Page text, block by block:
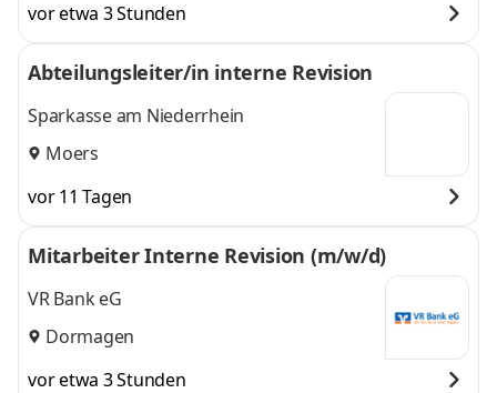
vor etwa 3 Stunden
Abteilungsleiter/in interne Revision
Sparkasse am Niederrhein
Moers
vor 11 Tagen
Mitarbeiter Interne Revision (m/w/d)
VR Bank eG
Dormagen
vor etwa 3 Stunden